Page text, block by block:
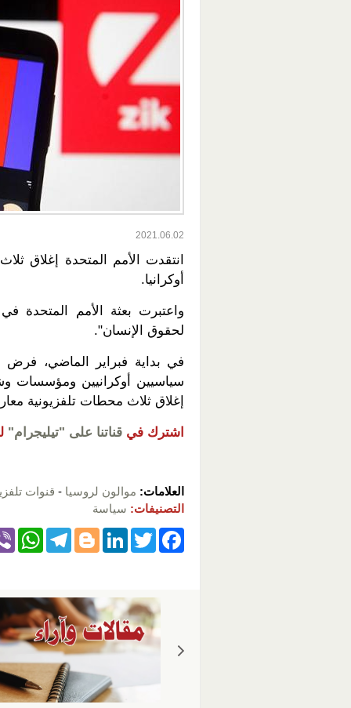
2021.06.02
انتقدت الأمم المتحدة إغلاق
أوكرانيا.
واعتبرت بعثة الأمم المتحدة
لحقوق الإنسان".
في بداية فبراير الماضي، فرض
سياسيين أوكرانيين ومؤسسات
إغلاق ثلاث محطات تلفزيونية
اشترك في قناتنا على "تيليجرام"
العلامات: موالون لروسيا - قنوات
التصنيفات: سياسة
F
e
b
o
T
er
Li
e
dI
n
Bl
g
er
T
gr
a
m
s
A
p
p